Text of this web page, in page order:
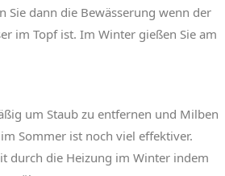
Sie dann die Bewässerung wenn der
im Topf ist. Im Winter gießen Sie am
um Staub zu entfernen und Milben
Sommer ist noch viel effektiver.
durch die Heizung im Winter indem